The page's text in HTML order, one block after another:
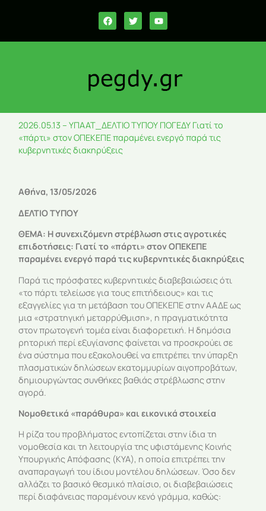
2026.05.13 – YΠΑΑΤ_ΔΕΛΤΙΟ ΤΥΠΟΥ ΠΟΓΕΔΥ Γιατί το
«πάρτι» στον ΟΠΕΚΕΠΕ παραμένει ενεργό παρά τις
κυβερνητικές διακηρύξεις
Αθήνα, 13/05/2026
ΔΕΛΤΙΟ ΤΥΠΟΥ
ΘΕΜΑ: Ησυνεχιζόμενη στρέβλωση στις αγροτικές
επιδοτήσεις: Γιατί το «πάρτι» στον ΟΠΕΚΕΠΕ
παραμένει ενεργό παρά τις κυβερνητικές διακηρύξεις
Παρά τις πρόσφατες κυβερνητικές διαβεβαιώσεις ότι
«το πάρτι τελείωσε για τους επιτήδειους» και τις
εξαγγελίες για τη μετάβαση του ΟΠΕΚΕΠΕ στην ΑΑΔΕ ως
μια «στρατηγική μεταρρύθμιση», η πραγματικότητα
στον πρωτογενή τομέα είναι διαφορετική. Η δημόσια
ρητορική περί εξυγίανσης φαίνεται να προσκρούει σε
ένα σύστημα που εξακολουθεί να επιτρέπει την ύπαρξη
πλασματικών δηλώσεων εκατομμυρίων αιγοπροβάτων,
δημιουργώντας συνθήκες βαθιάς στρέβλωσης στην
αγορά.
Νομοθετικά «παράθυρα» και εικονικά στοιχεία
Η ρίζα του προβλήματος εντοπίζεται στην ίδια τη
νομοθεσία και τη λειτουργία της υφιστάμενης Κοινής
Υπουργικής Απόφασης (ΚΥΑ), η οποία επιτρέπει την
αναπαραγωγή του ίδιου μοντέλου δηλώσεων. Όσο δεν
αλλάζει το βασικό θεσμικό πλαίσιο, οι διαβεβαιώσεις
περί διαφάνειας παραμένουν κενό γράμμα, καθώς: